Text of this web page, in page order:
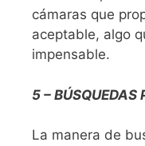
cámaras que
aceptable, algo
impensable.
5 – BÚSQUEDAS
La manera de